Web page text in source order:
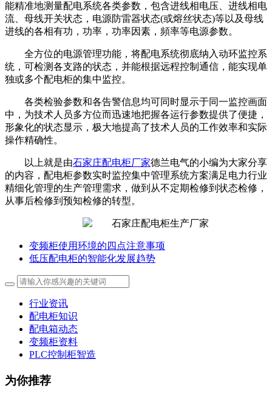
能精准地测量配电系统各类参数，包含进线相电压、进线相电
流、母线开关状态，电源防雷器状态(或熔丝状态)等以及母线
进线的各相有功，功率，功率因素，頻率等电源参数。
全方位的电源管理功能，将配电系统彻底纳入动环监控系
统，可检测各支路的状态，并能根据远程控制通信，能实现单
独或多个配电柜的集中监控。
各类检验参数和各告警信息均可同时显示于同一监控画面
中，为技术人员多方位而迅速地把握各运行参数提供了便捷，
形象化的状态显示，极大地提高了技术人员的工作效率和实际
操作精确性。
以上就是由石家庄配电柜厂家德兰电气的小编为大家分享
的内容，配电柜参数实时监控集中管理系统方案满足电力行业
精细化管理的生产管理需求，做到从不定期检修到状态检修，
从事后检修到预知检修的转型。
变频柜使用环境的四点注意事项
低压配电柜的智能化发展趋势
行业资讯
配电柜知识
配电箱动态
变频柜资料
PLC控制柜智造
为你推荐